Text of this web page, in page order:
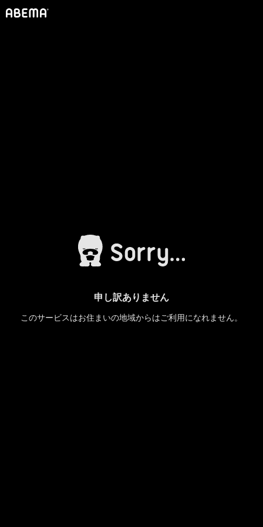
申し訳ありません
このサービスはお住まいの地域からはご利用になれません。